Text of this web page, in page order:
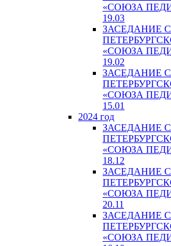
«СОЮЗА
19.03
ЗАСЕДАНИЕ
«СОЮЗА
19.02
ЗАСЕДАНИЕ
«СОЮЗА
15.01
2024 год
ЗАСЕДАНИЕ
«СОЮЗА
18.12
ЗАСЕДАНИЕ
«СОЮЗА
20.11
ЗАСЕДАНИЕ
«СОЮЗА